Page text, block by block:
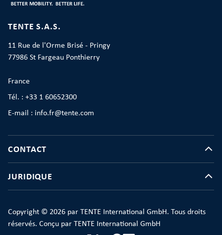
TENTE S.A.S.
11 Rue de l'Orme Brisé - Pringy
77986 St Fargeau Ponthierry
France
Tél. : +33 1 60652300
E-mail : info.fr@tente.com
CONTACT
JURIDIQUE
Copyright © 2026 par TENTE International GmbH. Tous droits
réservés. Conçu par TENTE International GmbH